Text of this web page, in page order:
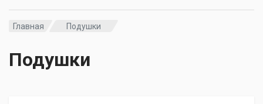
Главная Подушки
Подушки